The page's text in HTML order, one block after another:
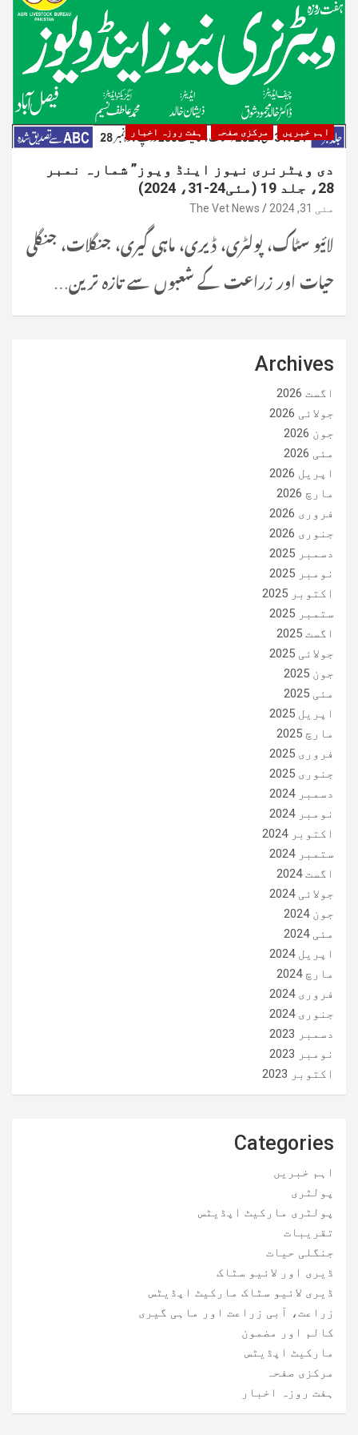
اہم خبریں مرکزی صفحہ ہفت روزہ اخبار
دی ویٹرنری نیوز اینڈ ویوز” شمارہ نمبر
28، جلد 19 (مئی24-31، 2024)
مئی 31, 2024 The Vet News
لائیو سٹاک، پولٹری، ڈیری، ماہی گیری، جنگلات، جنگلی
حیات اور زراعت کے شعبوں سے تازہ ترین…
Archives
اگست 2026
جولائی 2026
جون 2026
مئی 2026
اپریل 2026
مارچ 2026
فروری 2026
جنوری 2026
دسمبر 2025
نومبر 2025
اکتوبر 2025
ستمبر 2025
اگست 2025
جولائی 2025
جون 2025
مئی 2025
اپریل 2025
مارچ 2025
فروری 2025
جنوری 2025
دسمبر 2024
نومبر 2024
اکتوبر 2024
ستمبر 2024
اگست 2024
جولائی 2024
جون 2024
مئی 2024
اپریل 2024
مارچ 2024
فروری 2024
جنوری 2024
دسمبر 2023
نومبر 2023
اکتوبر 2023
Categories
اہم خبریں
پولٹری
پولٹری مارکیٹ اپڈیٹس
تقریبات
جنگلی حیات
ڈیری اور لائیو سٹاک
ڈیری لائیو سٹاک مارکیٹ اپڈیٹس
زراعت، آبی زراعت اور ماہی گیری
کالم اور مضمون
مارکیٹ اپڈیٹس
مرکزی صفحہ
ہفت روزہ اخبار